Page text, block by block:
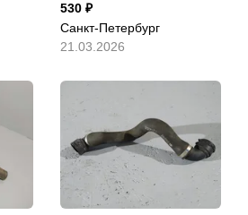
530
Санкт-Петербург
21.03.2026